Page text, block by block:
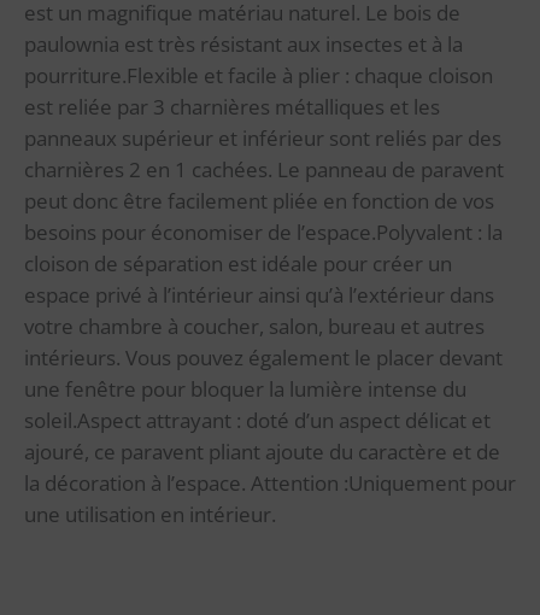
est un magnifique matériau naturel. Le bois de
paulownia est très résistant aux insectes et à la
pourriture.Flexible et facile à plier : chaque cloison
est reliée par 3 charnières métalliques et les
panneaux supérieur et inférieur sont reliés par des
charnières 2 en 1 cachées. Le panneau de paravent
peut donc être facilement pliée en fonction de vos
besoins pour économiser de l’espace.Polyvalent : la
cloison de séparation est idéale pour créer un
espace privé à l’intérieur ainsi qu’à l’extérieur dans
votre chambre à coucher, salon, bureau et autres
intérieurs. Vous pouvez également le placer devant
une fenêtre pour bloquer la lumière intense du
soleil.Aspect attrayant : doté d’un aspect délicat et
ajouré, ce paravent pliant ajoute du caractère et de
la décoration à l’espace. Attention :Uniquement pour
une utilisation en intérieur.